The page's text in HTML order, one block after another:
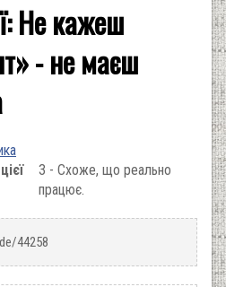
Не кажеш
- не маєш
3 - Схоже, що реально
працює.
44258